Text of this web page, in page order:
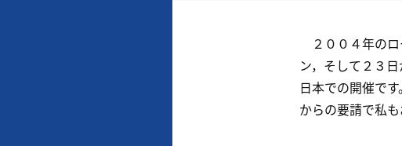
２００４年のロ
ン，そして２３
日本での開催で
からの要請で私